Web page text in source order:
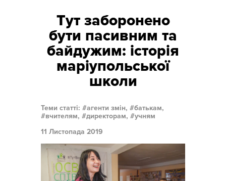
Тут заборонено
бути пасивним та
байдужим: історія
маріупольської
школи
Теми статті: агенти змін,
батькам,
вчителям,
директорам,
учням
11 Листопада 2019